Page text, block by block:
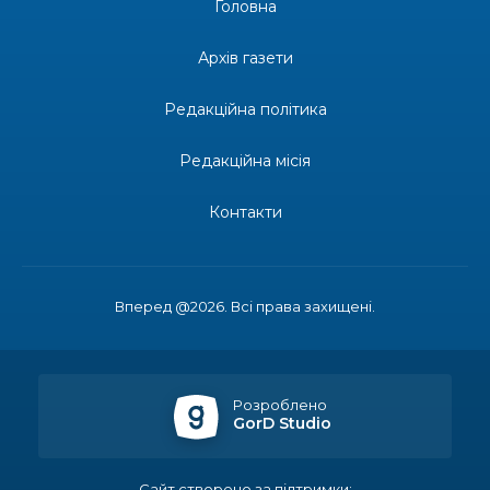
Одна з найяскравіших постатей Бахмута –
професійним святом
спецрахунки
Іпотеку для ВПО спростили, але з одним
Вперед @2026. Всі права захищені.
Головна
Архів газети
Редакційна політика
Редакційна місія
Контакти
Розроблено
GorD Studio